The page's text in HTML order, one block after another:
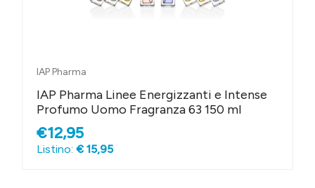
IAP Pharma
IAP Pharma Linee Energizzanti e Intense
Profumo Uomo Fragranza 63 150 ml
€12,95
Listino: € 15,95